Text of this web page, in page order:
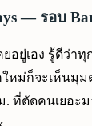
— รอบ
ยอยู่เอง รู้ดีว่า
หม่ก็จะเห็นมุม
. ที่ตัดคนเยอะ